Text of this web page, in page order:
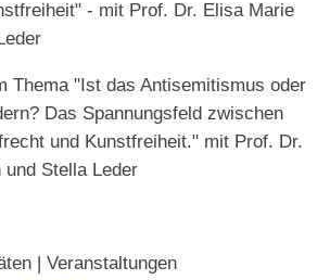
- mit Prof. Dr. Elisa Marie
Thema "Ist das Antisemitismus oder
Das Spannungsfeld zwischen
und Kunstfreiheit." mit Prof. Dr.
und Stella Leder
| Veranstaltungen